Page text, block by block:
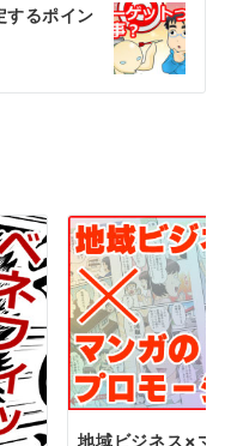
するポイン
地域ビジネス×マ